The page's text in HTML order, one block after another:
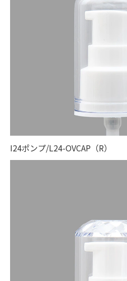
I24ポンプ/L24-OVCAP（R）